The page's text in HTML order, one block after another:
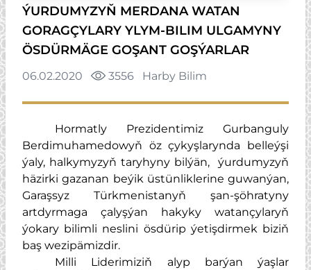
ÝURDUMYZYŇ MERDANA WATAN
GORAGÇYLARY YLYM-BILIM ULGAMYNY
ÖSDÜRMÄGE GOŞANT GOŞÝARLAR
06.02.2020 3556 Harby Bilim
Hormatly Prezidentimiz Gurbanguly
Berdimuhamedowyň öz çykyşlarynda belleýşi
ýaly, halkymyzyň taryhyny bilýän, ýurdumyzyň
häzirki gazanan beýik üstünliklerine guwanýan,
Garaşsyz Türkmenistanyň şan-şöhratyny
artdyrmaga çalyşýan hakyky watançylaryň
ýokary bilimli neslini ösdürip ýetişdirmek biziň
baş wezipämizdir.
Milli Liderimiziň alyp barýan ýaşlar